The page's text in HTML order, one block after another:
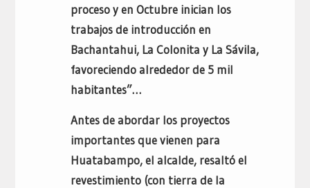
proceso y en Octubre inician los
trabajos de introducción en
Bachantahui, La Colonita y La Sávila,
favoreciendo alrededor de 5 mil
habitantes”…
Antes de abordar los proyectos
importantes que vienen para
Huatabampo, el alcalde, resaltó el
revestimiento (con tierra de la